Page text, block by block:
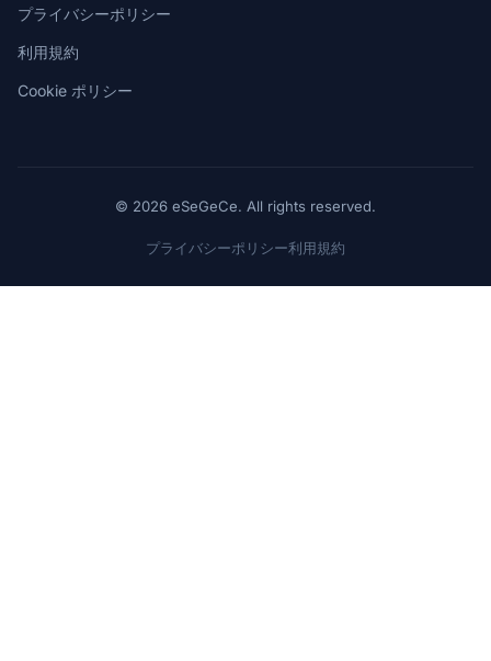
プライバシーポリシー
利用規約
Cookie ポリシー
© 2026 eSeGeCe. All rights reserved.
プライバシーポリシー利用規約